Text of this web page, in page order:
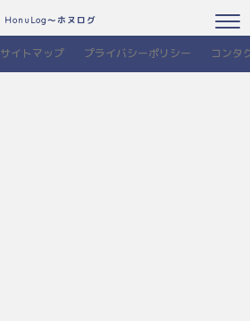
HonuLog～ホヌログ
サイトマップ プライバシーポリシー コンタ